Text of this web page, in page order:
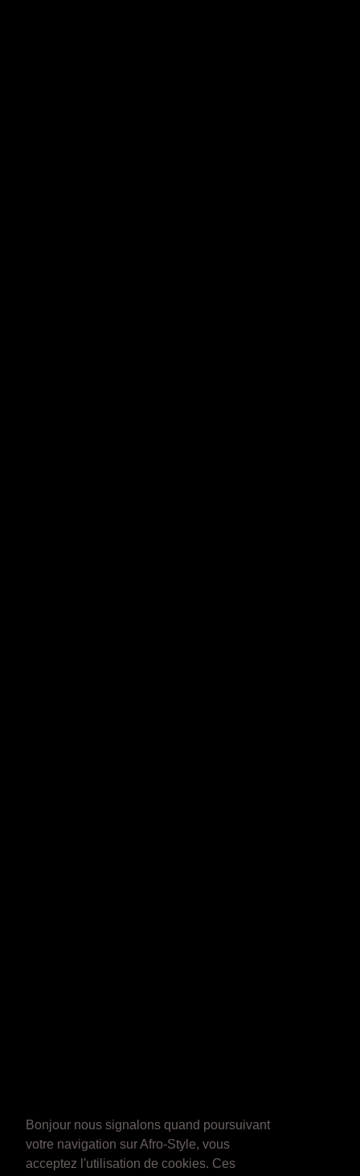
Bonjour nous signalons quand poursuivant
votre navigation sur Afro-Style, vous
acceptez l'utilisation de cookies. Ces